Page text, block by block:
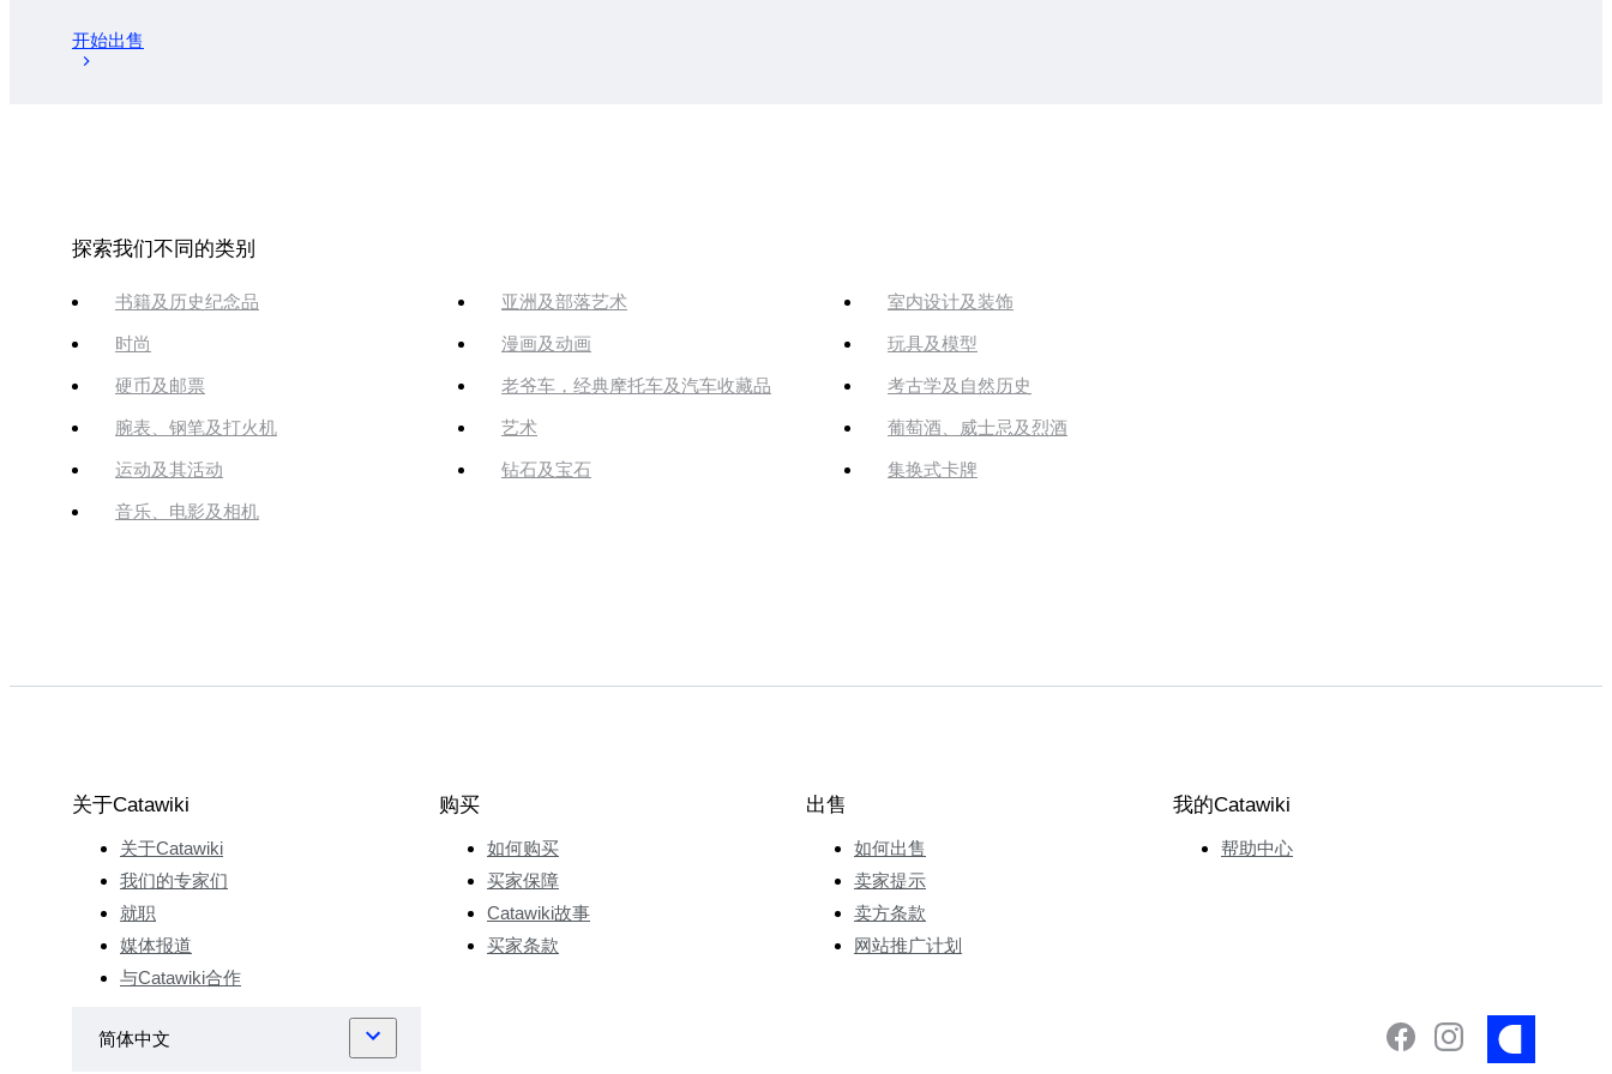
开始出售
探索我们不同的类别
书籍及历史纪念品 亚洲及部落艺术 室内设计及装饰
时尚 漫画及动画 玩具及模型
硬币及邮票 老爷车，经典摩托车及汽车收藏品 考古学及自然历史
腕表、钢笔及打火机 艺术 葡萄酒、威士忌及烈酒
运动及其活动 钻石及宝石 集换式卡牌
音乐、电影及相机
关于Catawiki
关于Catawiki
我们的专家们
就职
媒体报道
与Catawiki合作
购买
如何购买
买家保障
Catawiki故事
买家条款
出售
如何出售
卖家提示
卖方条款
网站推广计划
我的Catawiki
帮助中心